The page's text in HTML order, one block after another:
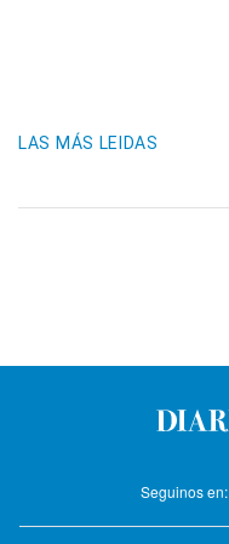
LAS MÁS LEIDAS
Seguinos en: